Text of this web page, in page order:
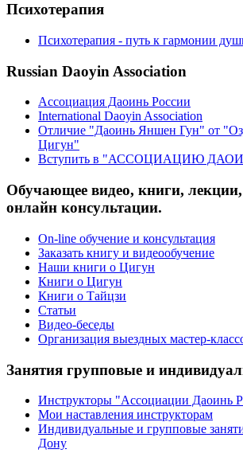
Психотерапия
Психотерапия - путь к гармонии
Russian Daoyin Association
Ассоциация Даоинь России
International Daoyin Association
Отличие "Даоинь Яншен Гун" от
Цигун"
Вступить в "АССОЦИАЦИЮ
Обучающее видео, книги, лекции,
онлайн консультации.
On-line обучение и консультация
Заказать книгу и видеообучение
Наши книги о Цигун
Книги о Цигун
Книги о Тайцзи
Статьи
Видео-беседы
Организация выездных мастер-
Занятия групповые и
Инструкторы "Ассоциации Даоинь
Мои наставления инструкторам
Индивидуальные и групповые
Дону